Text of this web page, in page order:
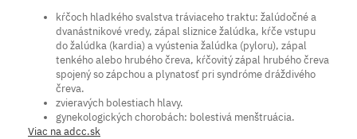
kŕčoch hladkého svalstva tráviaceho traktu: žalúdočné a
dvanástnikové vredy, zápal sliznice žalúdka, kŕče vstupu
do žalúdka (kardia) a vyústenia žalúdka (pyloru), zápal
tenkého alebo hrubého čreva, kŕčovitý zápal hrubého čreva
spojený so zápchou a plynatosť pri syndróme dráždivého
čreva.
zvieravých bolestiach hlavy.
gynekologických chorobách: bolestivá menštruácia.
Viac na adcc.sk